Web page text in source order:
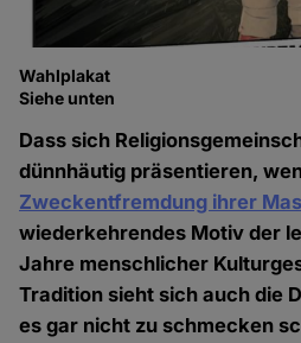
Wahlplakat
Siehe unten
Dass sich
dünnhäutig präsentieren,
Zweckentfremdung ihrer
wiederkehrendes Motiv der
Jahre menschlicher
Tradition sieht sich auch die
es gar nicht zu schmecken